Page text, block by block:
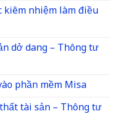
nhiệm làm điều
dở dang – Thông tư
phần mềm Misa
tài sản – Thông tư